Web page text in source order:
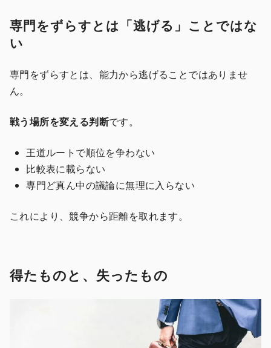
専門をずらすとは「逃げる」ことではな
い
専門をずらすとは、能力から逃げることではありませ
ん。
戦う場所を変える判断です。
王道ルートで順位を争わない
比較表に載らない
専門ど真ん中の議論に無理に入らない
これにより、競争から距離を取れます。
得たものと、失ったもの